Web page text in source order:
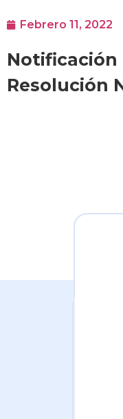
Febrero 11, 2022
Notificación
Resolución